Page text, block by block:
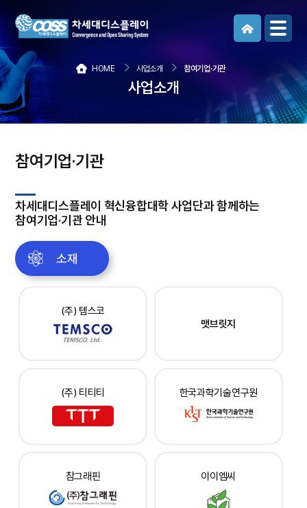
메뉴보기
HOME 사업소개 참여기업·기관
사업소개
참여기업·기관
차세대디스플레이 혁신융합대학 사업단과 함께하는
참여기업·기관 안내
소재
(주) 템스코
맷브릿지
(주) 티티티 한국과학기술연구원
참그래핀 이이엠씨